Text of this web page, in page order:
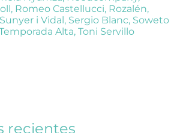
, Romeo Castellucci, Rozalén,
i Vidal, Sergio Blanc, Soweto
Alta, Toni Servillo
recientes